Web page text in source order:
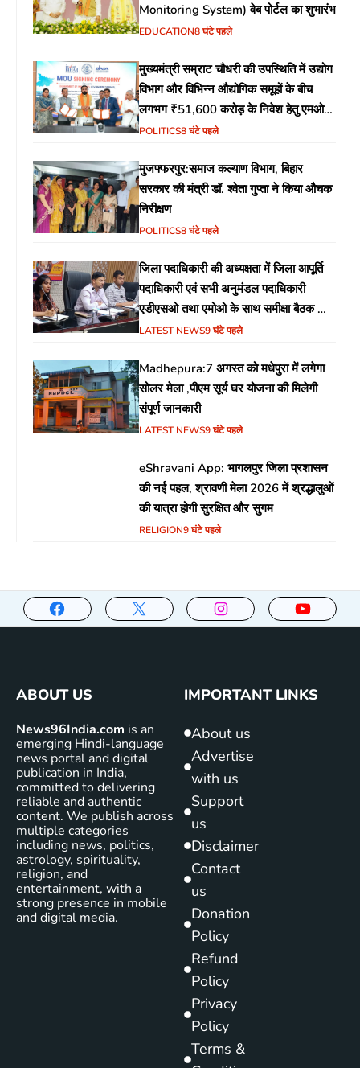
Monitoring System) वेब पोर्टल का शुभारंभ
EDUCATION8 घंटे पहले
मुख्यमंत्री सम्राट चौधरी की उपस्थिति में उद्योग
विभाग और विभिन्न औद्योगिक समूहों के बीच
लगभग ₹51,600 करोड़ के निवेश हेतु एमओयू
(MoU) पर हस्ताक्षर
POLITICS8 घंटे पहले
मुजफ्फरपुर:समाज कल्याण विभाग, बिहार
सरकार की मंत्री डॉ. श्वेता गुप्ता ने किया औचक
निरीक्षण
POLITICS8 घंटे पहले
जिला पदाधिकारी की अध्यक्षता में जिला आपूर्ति
पदाधिकारी एवं सभी अनुमंडल पदाधिकारी
एडीएसओ तथा एमोओ के साथ समीक्षा बैठक का
आयोजन
LATEST NEWS9 घंटे पहले
Madhepura:7 अगस्त को मधेपुरा में लगेगा
सोलर मेला ,पीएम सूर्य घर योजना की मिलेगी
संपूर्ण जानकारी
LATEST NEWS9 घंटे पहले
eShravani App: भागलपुर जिला प्रशासन
की नई पहल, श्रावणी मेला 2026 में श्रद्धालुओं
की यात्रा होगी सुरक्षित और सुगम
RELIGION9 घंटे पहले
ABOUT US
News96India.com is an
emerging Hindi-language
news portal and digital
publication in India,
committed to delivering
reliable and authentic
content. We publish across
multiple categories
including news, politics,
astrology, spirituality,
religion, and
entertainment, with a
strong presence in mobile
and digital media.
IMPORTANT LINKS
About us
Advertise
with us
Support
us
Disclaimer
Contact
us
Donation
Policy
Refund
Policy
Privacy
Policy
Terms &